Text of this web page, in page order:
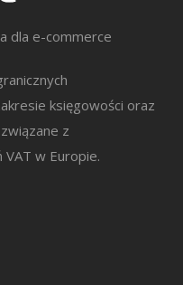
się
wartość transakcji
uległa zmianie.
pomyłki, jak i ze
która wpływa na
najważniejszy jest
Korekty
się na
dla e-commerce
księgowości oraz
z
w Europie.